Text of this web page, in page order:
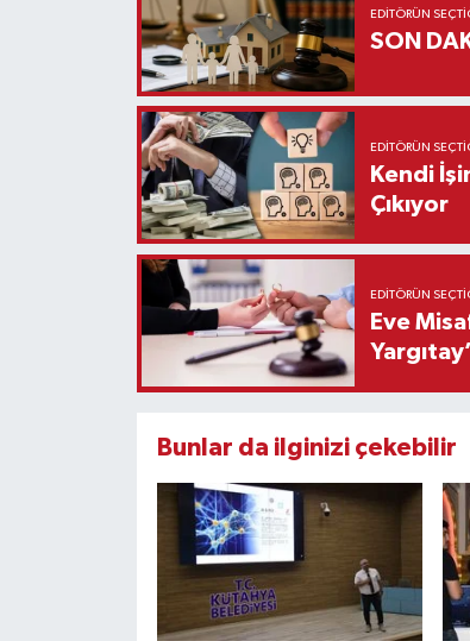
EDITÖRÜN
EDITÖRÜN
Kendi
Çıkıyor
EDITÖRÜN
Eve
Bunlar da ilginizi çekebilir